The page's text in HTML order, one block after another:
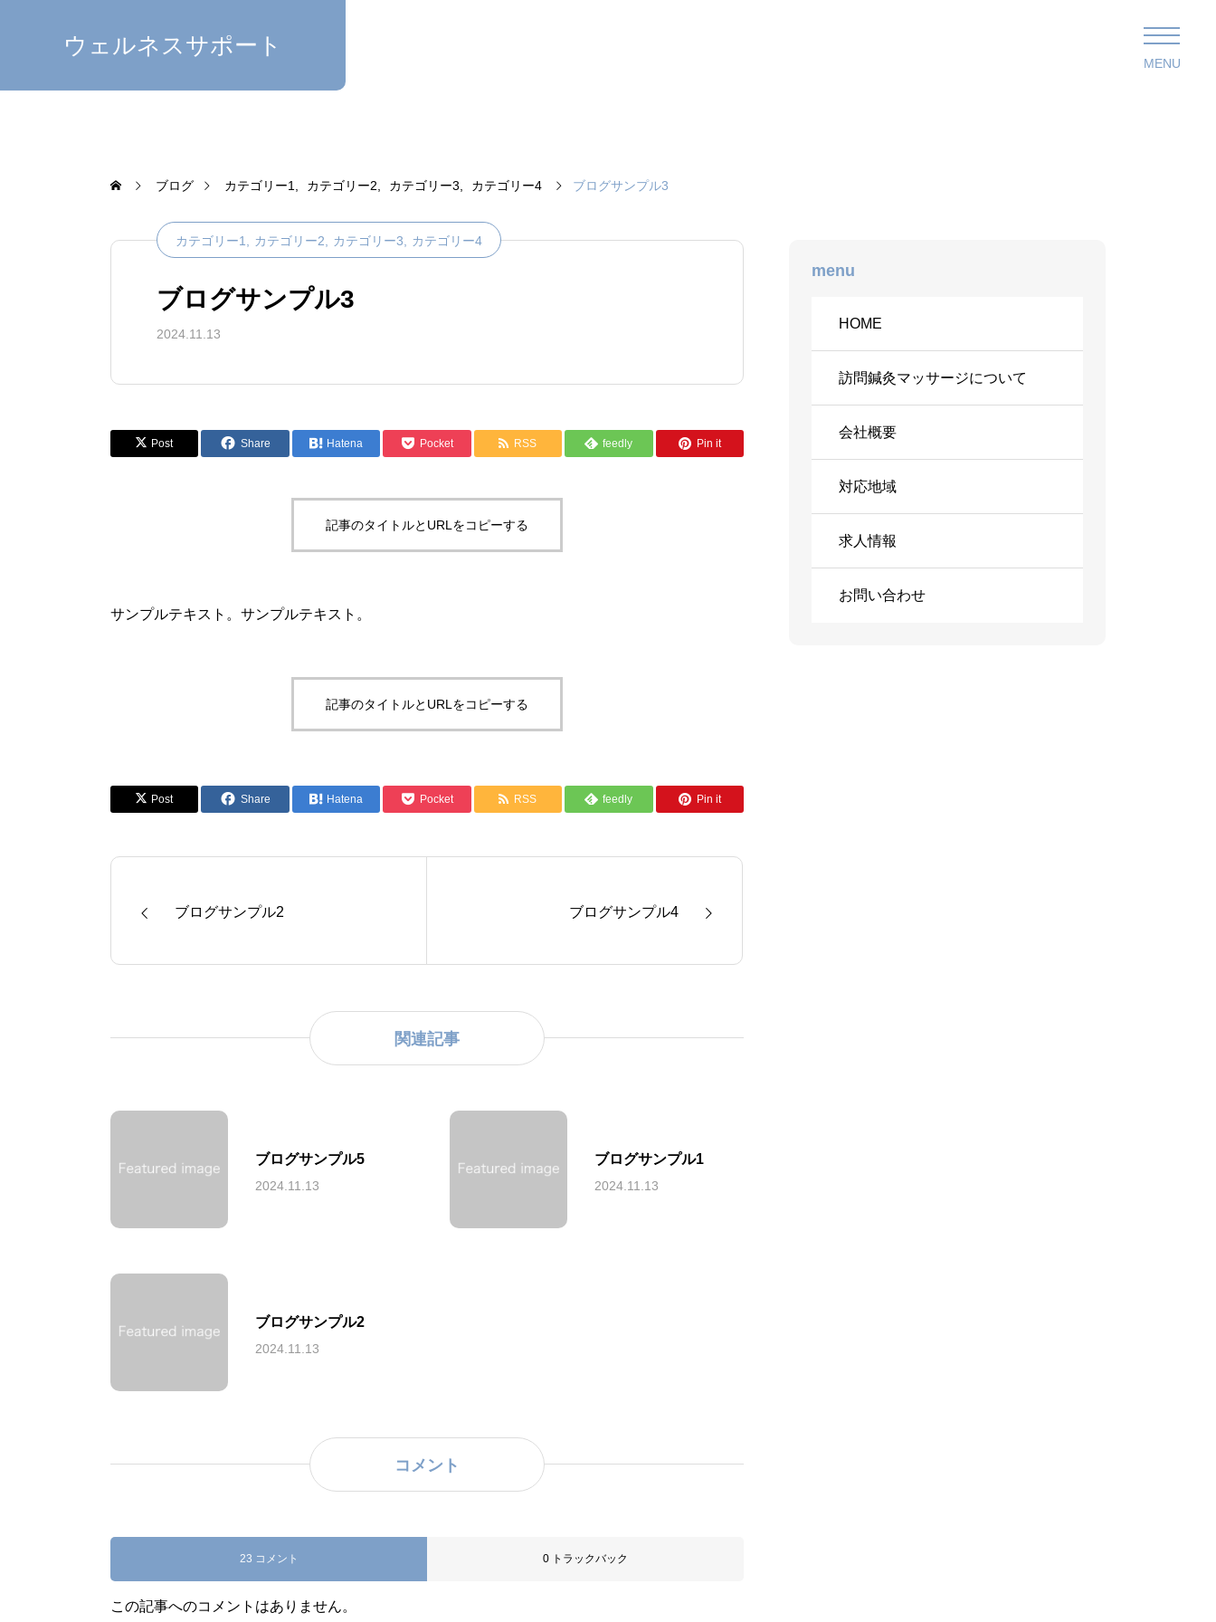
ウェルネスサポート
MENU
ブログ カテゴリー1 カテゴリー2 カテゴリー3 カテゴリー4 ブログサンプル3
カテゴリー1 カテゴリー2 カテゴリー3 カテゴリー4
ブログサンプル3
2024.11.13
Post Share Hatena Pocket RSS feedly Pin it
記事のタイトルとURLをコピーする
サンプルテキスト。サンプルテキスト。
記事のタイトルとURLをコピーする
Post Share Hatena Pocket RSS feedly Pin it
ブログサンプル2 ブログサンプル4
関連記事
ブログサンプル5
2024.11.13
ブログサンプル1
2024.11.13
ブログサンプル2
2024.11.13
コメント
23 コメント 0 トラックバック
この記事へのコメントはありません。
menu
HOME
訪問鍼灸マッサージについて
会社概要
対応地域
求人情報
お問い合わせ